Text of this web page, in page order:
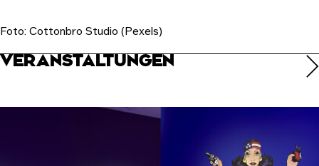
Foto: Cottonbro Studio (Pexels)
VERANSTALTUNGEN